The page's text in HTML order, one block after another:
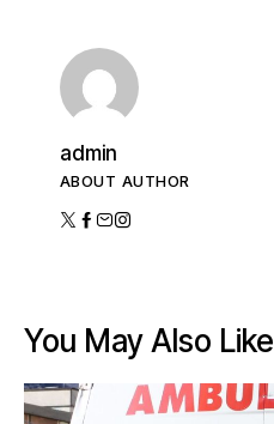
admin
ABOUT AUTHOR
You May Also Like